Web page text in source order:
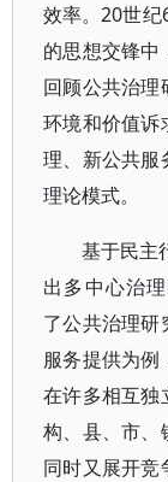
效率。20世
的思想交锋中
回顾公共治
环境和价值诉
理、新公共服
理论模式。
基于民主
出多中心治
了公共治理
服务提供为
在许多相互独
构、县、市、
同时又展开